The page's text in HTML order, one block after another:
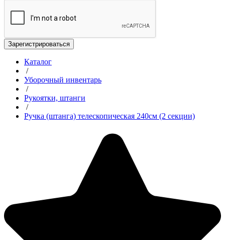
Зарегистрироваться
Каталог
/
Уборочный инвентарь
/
Рукоятки, штанги
/
Ручка (штанга) телескопическая 240см (2 секции)